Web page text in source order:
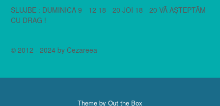
SLUJBE : DUMINICA 9 - 12 18 - 20 JOI 18 - 20 VĂ AȘTEPTĂM
CU DRAG !
© 2012 - 2024 by Cezareea
Theme by Out the Box